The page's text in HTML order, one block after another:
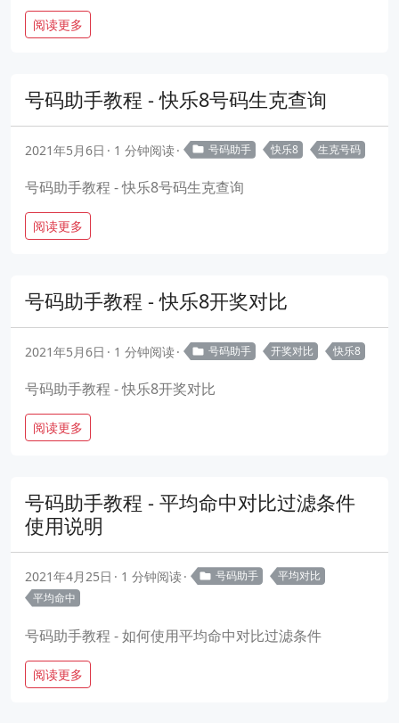
阅读更多
号码助手教程 - 快乐8号码生克查询
2021年5月6日 1 分钟阅读 号码助手 快乐8 生克号码
号码助手教程 - 快乐8号码生克查询
阅读更多
号码助手教程 - 快乐8开奖对比
2021年5月6日 1 分钟阅读 号码助手 开奖对比 快乐8
号码助手教程 - 快乐8开奖对比
阅读更多
号码助手教程 - 平均命中对比过滤条件
使用说明
2021年4月25日 1 分钟阅读 号码助手
平均对比
平均命中
号码助手教程 - 如何使用平均命中对比过滤条件
阅读更多